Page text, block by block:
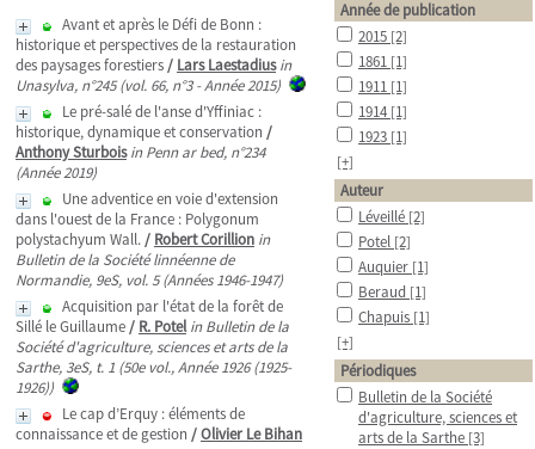
Avant et après le Défi de Bonn :
historique et perspectives de la restauration
des paysages forestiers/ Lars Laestadius in
Unasylva, n°245 (vol. 66, n°3 - Année 2015)
Le pré-salé de l'anse d'Yffiniac :
historique, dynamique et conservation /
Anthony Sturbois in Penn ar bed, n°234
(Année 2019)
Une adventice en voie d'extension
dans l'ouest de la France : Polygonum
polystachyum Wall./ Robert Corillion in
Bulletin de la Société linnéenne de
Normandie, 9eS, vol. 5 (Années 1946-1947)
Acquisition par l'état de la forêt de
Sillé le Guillaume/ R. Potel in Bulletin de la
Société d'agriculture, sciences et arts de la
Sarthe, 3eS, t. 1 (50e vol., Année 1926 (1925-
1926))
Le cap d’Erquy : éléments de
connaissance et de gestion /Olivier Le Bihan
Année de publication
2015 [2]
1861 [1]
1911 [1]
1914 [1]
1923 [1]
[+]
Auteur
Léveillé [2]
Potel [2]
Auquier [1]
Beraud [1]
Chapuis [1]
[+]
Périodiques
Bulletin de la Société
d'agriculture, sciences et
arts de la Sarthe [3]